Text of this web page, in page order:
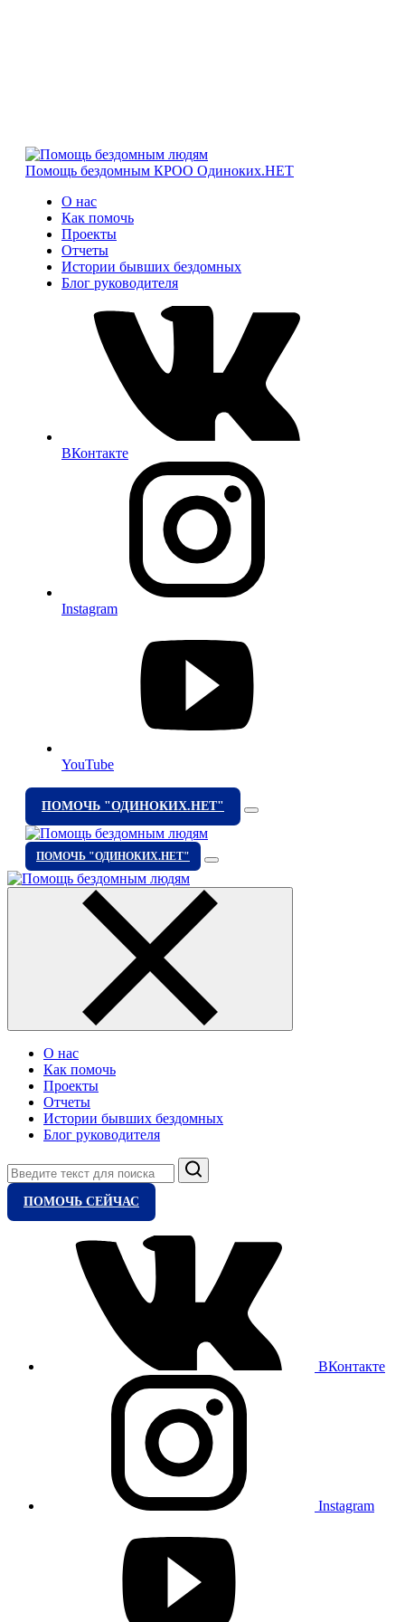
Помощь бездомным КРОО Одиноких.НЕТ
О нас
Как помочь
Проекты
Отчеты
Истории бывших бездомных
Блог руководителя
ВКонтакте
Instagram
YouTube
ПОМОЧЬ "ОДИНОКИХ.НЕТ"
ПОМОЧЬ "ОДИНОКИХ.НЕТ"
О нас
Как помочь
Проекты
Отчеты
Истории бывших бездомных
Блог руководителя
Поиск
ПОМОЧЬ СЕЙЧАС
ВКонтакте
Instagram